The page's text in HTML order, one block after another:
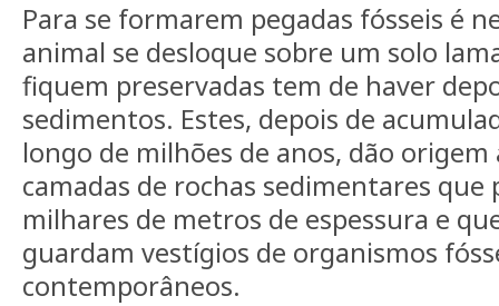
Para se formarem pegadas fósseis é
animal se desloque sobre um solo
fiquem preservadas tem de haver
sedimentos. Estes, depois de
longo de milhões de anos, dão origem
camadas de rochas sedimentares
milhares de metros de espessura e
guardam vestígios de organismos
contemporâneos.